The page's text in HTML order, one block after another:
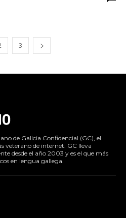
3
de Galicia Confidencial (GC), el
veterano de internet. GC lleva
desde el año 2003 y es el que más
en lengua gallega.